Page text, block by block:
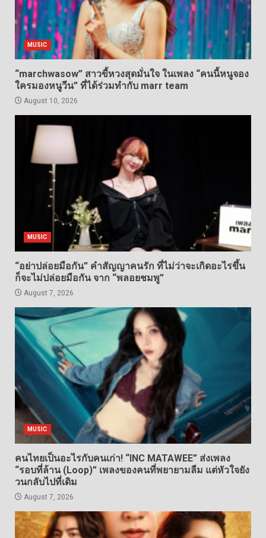
MUSIC
“marchwasow” สาวขี้หวงสุดมั่นใจ ในเพลง “คนนี้หนูจอง
ใครมองหนูวีน” ที่ได้ร่วมทำกับ marr team
August 10, 2026
MUSIC
“อย่าปล่อยมือกัน” คำสัญญาคนรัก ที่ไม่ว่าจะเกิดอะไรขึ้น
ก็จะไม่ปล่อยมือกัน จาก “พลอยชมพู”
August 7, 2026
MUSIC
คนไทยเป็นอะไรกับคนเก่า! “INC MATAWEE” ส่งเพลง
“รอบที่ล้าน (Loop)” เพลงของคนที่พยายามลืม แต่หัวใจยัง
วนกลับไปที่เดิม
August 7, 2026